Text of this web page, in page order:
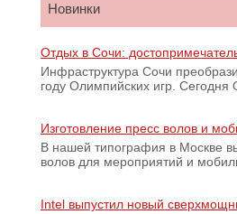
Новинки
Отдых в Сочи:
Инфраструктура Сочи
году Олимпийских игр.
Изготовление пресс волов и
В нашей типография в Москве
волов для мероприятий и
Intel выпустил новый